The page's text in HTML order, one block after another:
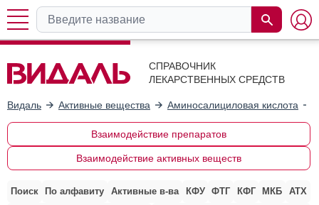
СПРАВОЧНИК
ЛЕКАРСТВЕННЫХ СРЕДСТВ
Видаль Активные вещества Аминосалициловая кислота
Взаимодействие препаратов
Взаимодействие активных веществ
Поиск По алфавиту Активные в-ва КФУ ФТГ КФГ МКБ АТХ